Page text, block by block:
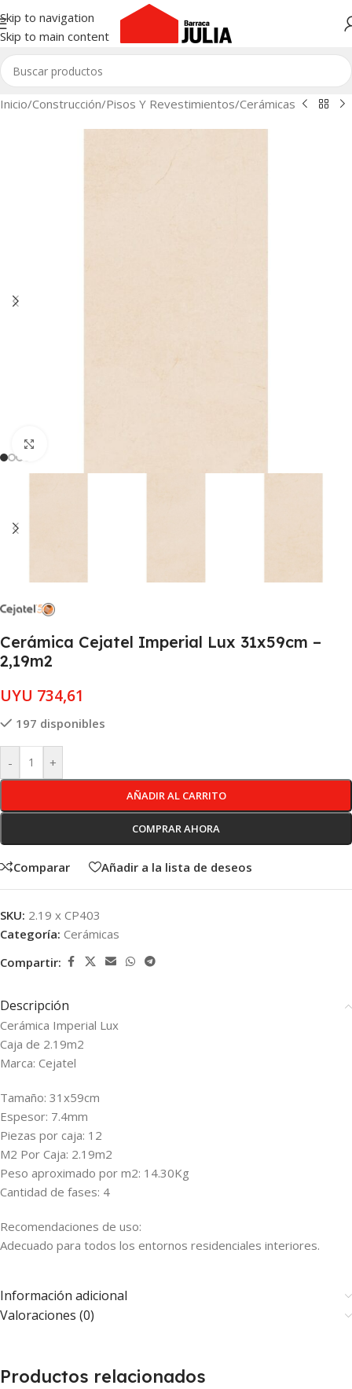
Skip to navigation
Skip to main content
Inicio/Construcción/Pisos Y Revestimientos/Cerámicas
Cerámica Cejatel Imperial Lux 31x59cm –
2,19m2
UYU 734,61
197 disponibles
- +
AÑADIR AL CARRITO
COMPRAR AHORA
Comparar Añadir a la lista de deseos
SKU: 2.19 x CP403
Categoría: Cerámicas
Compartir:
Descripción
Cerámica Imperial Lux
Caja de 2.19m2
Marca: Cejatel
Tamaño: 31x59cm
Espesor: 7.4mm
Piezas por caja: 12
M2 Por Caja: 2.19m2
Peso aproximado por m2: 14.30Kg
Cantidad de fases: 4
Recomendaciones de uso:
Adecuado para todos los entornos residenciales interiores.
Información adicional
Valoraciones (0)
Productos relacionados